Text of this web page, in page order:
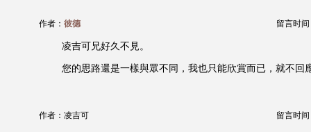
作者： 彼德 留言时间
凌吉可兄好久不見。
您的思路還是一樣與眾不同，我也只能欣賞而已，就不回
作者：凌吉可 留言时间